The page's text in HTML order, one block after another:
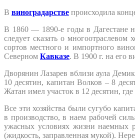
В виноградарстве происходила
В 1860 — 1890-е годы в Дагестане
следует сказать о
сортов местного и импортного
Северном Кавказе. В 1900 г. на его
Дворянин Лазарев вблизи аула
10 десятин, капитан Волков – 8
Жатан имел участок в 12 десятин,
Все эти хозяйства были сугубо
в производство, в наем рабочей
ужасных условиях жизни наемных
(жидкость, заправленная мукой).